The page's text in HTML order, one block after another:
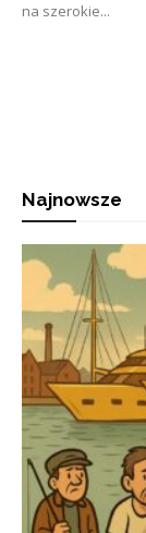
na szerokie...
Najnowsze